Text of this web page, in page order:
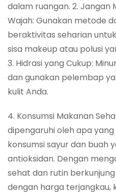
dalam ruangan. 2. Jangan
Wajah: Gunakan metode
beraktivitas seharian
sisa makeup atau polusi
3. Hidrasi yang Cukup:
dan gunakan pelembap
kulit Anda.
4. Konsumsi Makanan
dipengaruhi oleh apa
konsumsi sayur dan buah
antioksidan. Dengan
sehat dan rutin
dengan harga terjangkau,